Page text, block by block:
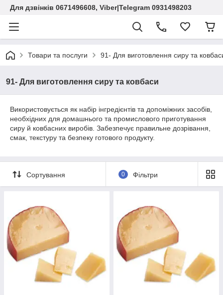
Для дзвінків 0671496608, Viber|Telegram 0931498203
Товари та послуги 91- Для виготовлення сиру та
91- Для виготовлення сиру та ковбаси
Використовується як набір інгредієнтів та допоміжних засобів,
необхідних для домашнього та промислового приготування
сиру й ковбасних виробів. Забезпечує правильне дозрівання,
смак, текстуру та безпеку готового продукту.
Сортування 0 Фільтри